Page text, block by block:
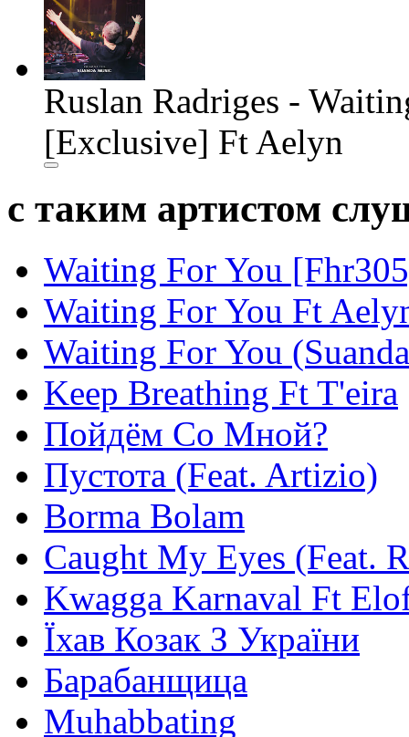
Ruslan Radriges -
[Exclusive] Ft Aelyn
с таким артистом
Waiting For You
Waiting For You Ft
Waiting For You
Keep Breathing Ft T'eira
Пойдём Со Мной?
Пустота (Feat. Artizio)
Borma Bolam
Caught My Eyes (Feat.
Kwagga Karnaval Ft
Їхав Козак З України
Барабанщица
Muhabbating